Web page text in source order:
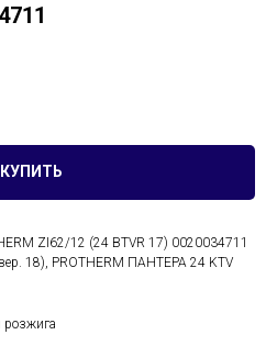
КУПИТЬ
ZI62/12 (24 BTVR 17) 0020034711
18), PROTHERM ПАНТЕРА 24 KTV
розжига